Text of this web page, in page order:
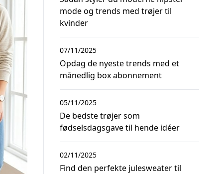
mode og trends med trøjer til
kvinder
Opdag de nyeste trends med et
månedlig box abonnement
07/11/2025
De bedste trøjer som
fødselsdagsgave til hende idéer
05/11/2025
Find den perfekte julesweater til
02/11/2025